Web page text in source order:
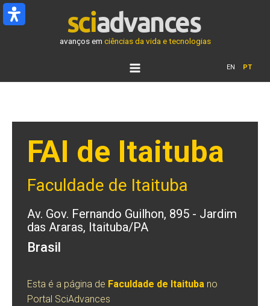
Ir
para
avanços em ciências da vida e tecnologias
EN PT
FAI de Itaituba
Faculdade de Itaituba
Av. Gov. Fernando Guilhon, 895 - Jardim
das Araras, Itaituba/PA
Brasil
Esta é a página de Faculdade de Itaituba no
Portal SciAdvances